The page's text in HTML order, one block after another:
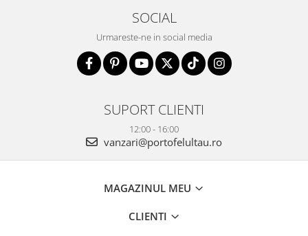
SOCIAL
Urmareste-ne in social media
SUPORT CLIENTI
12:00 - 16:00
vanzari@portofelultau.ro
MAGAZINUL MEU
CLIENTI